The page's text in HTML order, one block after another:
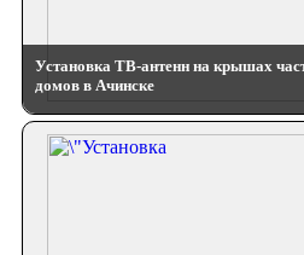
Установка ТВ-антенн на крышах
домов в Ачинске